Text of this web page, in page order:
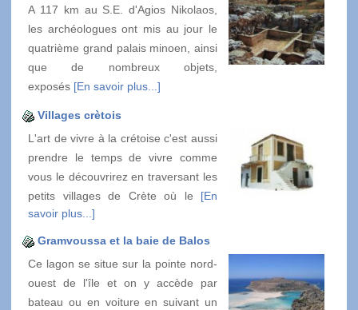
A 117 km au S.E. d'Agios Nikolaos,
les archéologues ont mis au jour le
quatrième grand palais minoen, ainsi
que de nombreux objets,
exposés [En savoir plus...]
Villages crètois
L'art de vivre à la crétoise c'est aussi
prendre le temps de vivre comme
vous le découvrirez en traversant les
petits villages de Crète où le [En
savoir plus...]
Gramvoussa et la baie de Balos
Ce lagon se situe sur la pointe nord-
ouest de l'île et on y accède par
bateau ou en voiture en suivant un